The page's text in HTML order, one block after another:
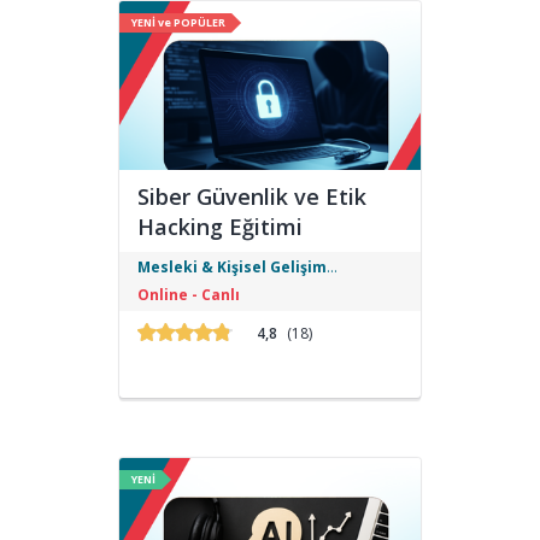
YENİ ve POPÜLER
Siber Güvenlik ve Etik
Hacking Eğitimi
Siber güvenlik dünyasına adım atmak
ve etik hacking becerilerini geliştirmek
isteyenler için uygulamalı ve sertifikalı
Mesleki & Kişisel Gelişim
Eğitimleri
Online - Canlı
4,8 (18)
YENİ